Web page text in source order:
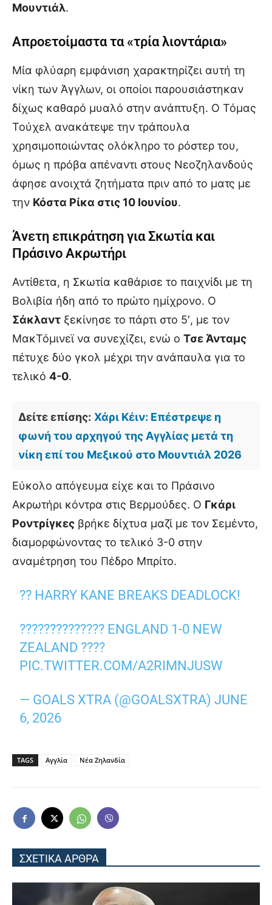
Μουντιάλ.
Απροετοίμαστα τα «τρία λιοντάρια»
Μία φλύαρη εμφάνιση χαρακτηρίζει αυτή τη
νίκη των Άγγλων, οι οποίοι παρουσιάστηκαν
δίχως καθαρό μυαλό στην ανάπτυξη. Ο Τόμας
Τούχελ ανακάτεψε την τράπουλα
χρησιμοποιώντας ολόκληρο το ρόστερ του,
όμως η πρόβα απέναντι στους Νεοζηλανδούς
άφησε ανοιχτά ζητήματα πριν από το ματς με
την Κόστα Ρίκα στις 10 Ιουνίου.
Άνετη επικράτηση για Σκωτία και
Πράσινο Ακρωτήρι
Αντίθετα, η Σκωτία καθάρισε το παιχνίδι με τη
Βολιβία ήδη από το πρώτο ημίχρονο. Ο
Σάκλαντ ξεκίνησε το πάρτι στο 5′, με τον
ΜακΤόμινεϊ να συνεχίζει, ενώ ο Τσε Άνταμς
πέτυχε δύο γκολ μέχρι την ανάπαυλα για το
τελικό 4-0.
Δείτε επίσης: Χάρι Κέιν: Επέστρεψε η
φωνή του αρχηγού της Αγγλίας μετά τη
νίκη επί του Μεξικού στο Μουντιάλ 2026
Εύκολο απόγευμα είχε και το Πράσινο
Ακρωτήρι κόντρα στις Βερμούδες. Ο Γκάρι
Ροντρίγκες βρήκε δίχτυα μαζί με τον Σεμέντο,
διαμορφώνοντας το τελικό 3-0 στην
αναμέτρηση του Πέδρο Μπρίτο.
?? HARRY KANE BREAKS DEADLOCK!
?????????????? ENGLAND 1-0 NEW
ZEALAND ????
PIC.TWITTER.COM/A2RIMNJUSW
— GOALS XTRA (@GOALSXTRA)JUNE
6, 2026
TAGS Αγγλία Νέα Ζηλανδία
ΣΧΕΤΙΚΑ ΑΡΘΡΑ